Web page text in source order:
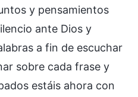
y pensamientos
ante Dios y
a fin de escuchar
sobre cada frase y
estáis ahora con